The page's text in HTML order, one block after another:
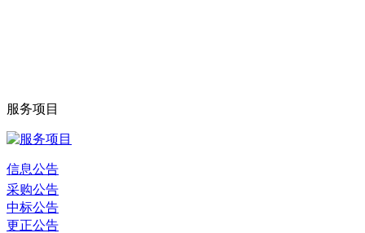
服务项目
信息公告
采购公告
中标公告
更正公告